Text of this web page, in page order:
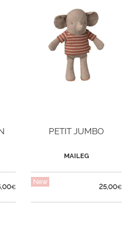
€
PETIT JUMBO
MAILEG
New
25,00€